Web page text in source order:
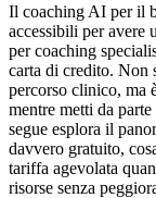
Il coaching AI per il
accessibili per avere
per coaching
carta di credito. Non
percorso clinico, ma
mentre metti da
segue esplora il
davvero gratuito,
tariffa agevolata
risorse senza